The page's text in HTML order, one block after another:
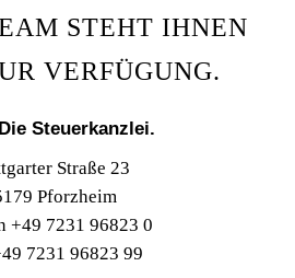
STEHT IHNEN
VERFÜGUNG.
Steuerkanzlei.
Straße 23
Pforzheim
+49 7231 96823 0
7231 96823 99